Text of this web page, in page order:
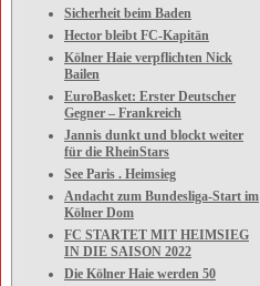
Sicherheit beim Baden
Hector bleibt FC-Kapitän
Kölner Haie verpflichten Nick
Bailen
EuroBasket: Erster Deutscher
Gegner – Frankreich
Jannis dunkt und blockt weiter
für die RheinStars
See Paris . Heimsieg
Andacht zum Bundesliga-Start im
Kölner Dom
FC STARTET MIT HEIMSIEG
IN DIE SAISON 2022
Die Kölner Haie werden 50